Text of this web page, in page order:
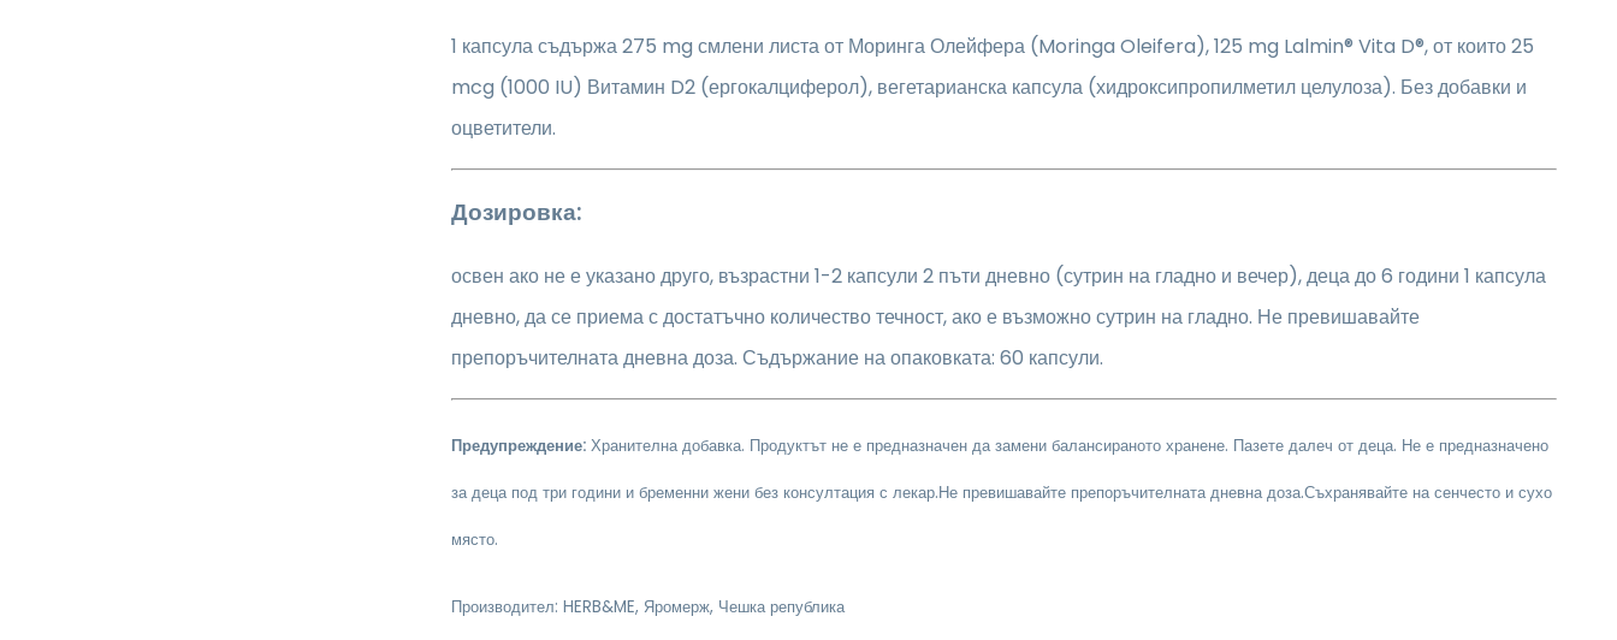
1 капсула съдържа 275 mg смлени листа от Моринга Олейфера (Moringa Oleifera), 125 mg Lalmin® Vita D®, от които 25
mcg (1000 IU) Витамин D2 (ергокалциферол), вегетарианска капсула (хидроксипропилметил целулоза). Без добавки и
оцветители.
Дозировка:
освен ако не е указано друго, възрастни 1-2 капсули 2 пъти дневно (сутрин на гладно и вечер), деца до 6 години 1 капсула
дневно, да се приема с достатъчно количество течност, ако е възможно сутрин на гладно. Не превишавайте
препоръчителната дневна доза. Съдържание на опаковката: 60 капсули.
Предупреждение: Хранителна добавка. Продуктът не е предназначен да замени балансираното хранене. Пазете далеч от деца. Не е предназначено
за деца под три години и бременни жени без консултация с лекар.Не превишавайте препоръчителната дневна доза.Съхранявайте на сенчесто и сухо
място.
Производител: HERB&ME, Яромерж, Чешка република